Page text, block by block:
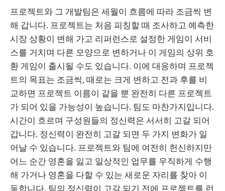
프로젝트와 그 개발팀은 세월이 흐름에 따라 조금씩 변
해 갑니다. 프로젝트는 처음 피칭할 때 조사하고 예측한
시장 상황이 변해 가고 리퍼런스로 설정한 게임이 서비
스를 거치며 다른 모양으로 변하거나 이 게임의 상위 호
환 게임이 출시될 수도 있습니다. 이에 대응하며 프로젝
트의 목표는 조금씩, 때로는 크게 변하고 전과 후를 비
교하면 프로젝트 이름이 같을 뿐 완전히 다른 프로젝트
가 되어 있을 가능성이 높습니다. 팀도 마찬가지입니다.
시간이 흐르며 구성원들의 정신력은 서서히 고갈 되어
갑니다. 정신력이 완전히 고갈 되면 두 가지 변화가 일
어날 수 있습니다. 프로젝트와 팀에 여전히 헌신하지만
어느 순간 영혼을 잃고 일상적인 업무를 우직하게 수행
해 가거나 영혼을 다할 수 있는 새로운 자리를 찾아 이
동합니다. 팀의 정신력이 고갈 되기 전에 프로젝트를 런